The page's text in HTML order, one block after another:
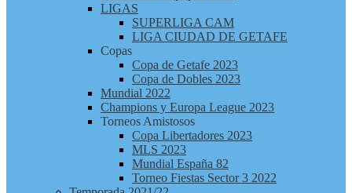
LIGAS
SUPERLIGA CAM
LIGA CIUDAD DE GETAFE
Copas
Copa de Getafe 2023
Copa de Dobles 2023
Mundial 2022
Champions y Europa League 2023
Torneos Amistosos
Copa Libertadores 2023
MLS 2023
Mundial España 82
Torneo Fiestas Sector 3 2022